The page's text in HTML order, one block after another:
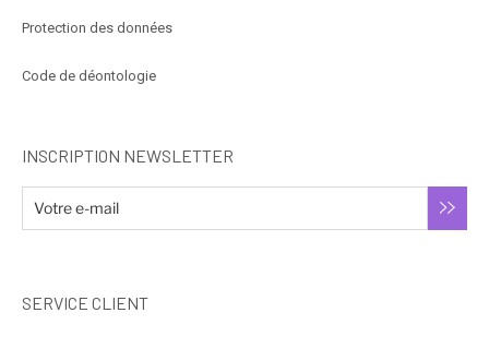
Protection des données
Code de déontologie
INSCRIPTION NEWSLETTER
SERVICE CLIENT